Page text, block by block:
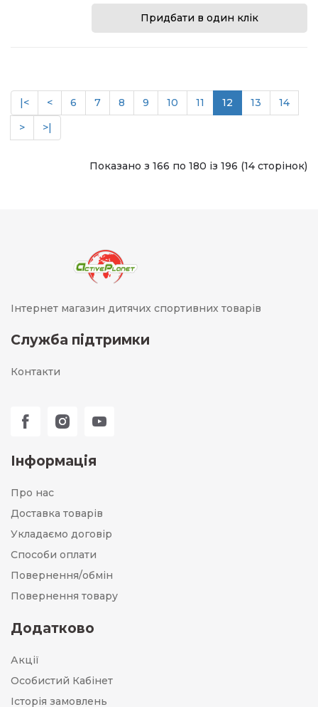
Придбати в один клік
|< < 6 7 8 9 10 11 12 13
14
>
>|
Показано з 166 по 180 із 196 (14 сторінок)
Інтернет магазин дитячих спортивних товарів
Служба підтримки
Контакти
Інформація
Про нас
Доставка товарів
Укладаємо договір
Способи оплати
Повернення/обмін
Повернення товару
Додатково
Акції
Особистий Кабінет
Історія замовлень